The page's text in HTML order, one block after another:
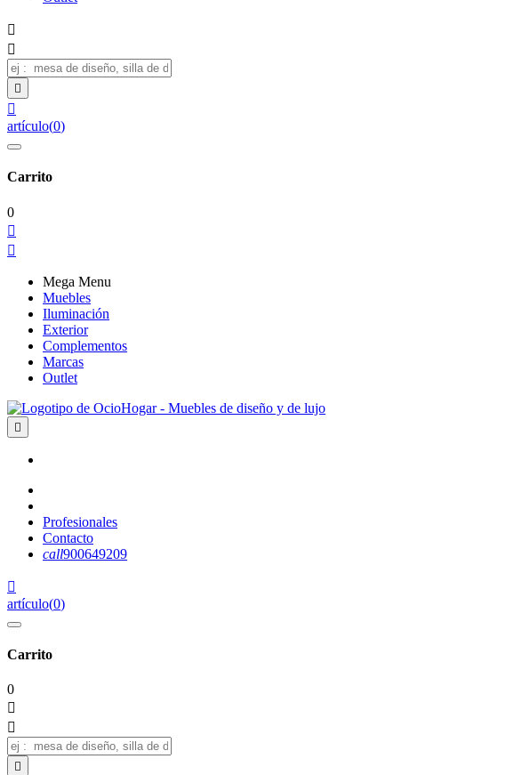




artículo(0)
Carrito
0


Mega Menu
Muebles
Iluminación
Exterior
Complementos
Marcas
Outlet

Profesionales
Contacto
call900649209

artículo(0)
Carrito
0


